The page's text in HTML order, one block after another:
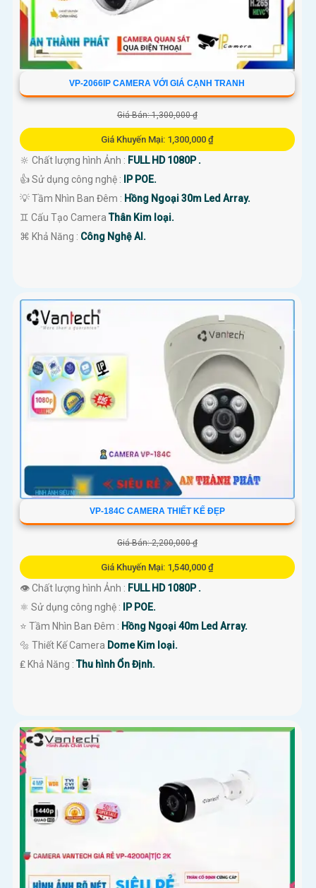
VP-2066IP CAMERA VỚI GIÁ CẠNH TRANH
Giá Bán: 1,300,000 ₫
Giá Khuyến Mại: 1,300,000 ₫
🔆 Chất lượng hình Ảnh : FULL HD 1080P .
👍 Sử dụng công nghệ :
IP POE.
💡 Tầm Nhìn Ban Đêm : Hồng Ngoại 30m Led Array.
♊ Cấu Tạo CameraThân Kim loại.
️⌘ Khả Năng : Công Nghệ AI.
VP-184C CAMERA THIẾT KẾ ĐẸP
Giá Bán: 2,200,000 ₫
Giá Khuyến Mại: 1,540,000 ₫
👁 Chất lượng hình Ảnh : FULL HD 1080P .
⚛️ Sử dụng công nghệ :
IP POE.
⭐ Tầm Nhìn Ban Đêm : Hồng Ngoại 40m Led Array.
🔩 Thiết Kế Camera Dome Kim loại.
️₤ Khả Năng :Thu hình Ổn Định.